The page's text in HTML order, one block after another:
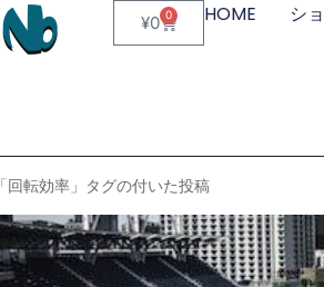
¥0 0 HOME シ
「回転効率」タグの付いた投稿